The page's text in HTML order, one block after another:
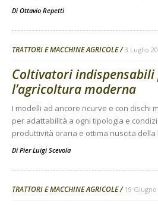
Di Ottavio Repetti
TRATTORI E MACCHINE AGRICOLE 3 Luglio
Coltivatori indispensabili
l’agricoltura moderna
I modelli ad ancore ricurve e con dischi
per adattabilità a ogni tipologia e
produttività oraria e ottima riuscita
Di Pier Luigi Scevola
TRATTORI E MACCHINE AGRICOLE 19 Giugno